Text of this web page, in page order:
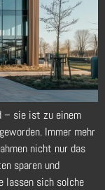
– sie ist zu einem
Immer mehr
nicht nur das
sparen und
lassen sich solche